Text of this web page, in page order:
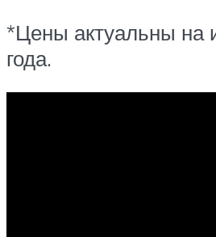
*Цены актуальны на
года.